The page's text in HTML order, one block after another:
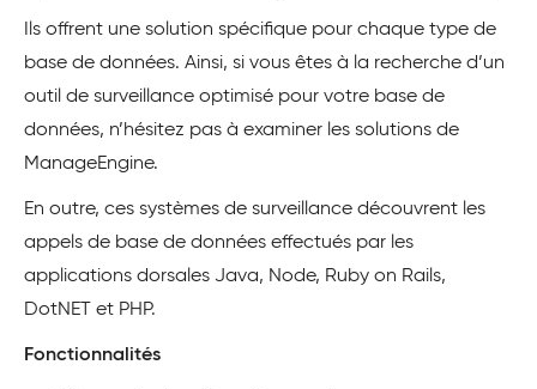
Ils offrent une solution spécifique pour chaque type de
base de données. Ainsi, si vous êtes à la recherche d’un
outil de surveillance optimisé pour votre base de
données, n’hésitez pas à examiner les solutions de
ManageEngine.
En outre, ces systèmes de surveillance découvrent les
appels de base de données effectués par les
applications dorsales Java, Node, Ruby on Rails,
DotNET et PHP.
Fonctionnalités